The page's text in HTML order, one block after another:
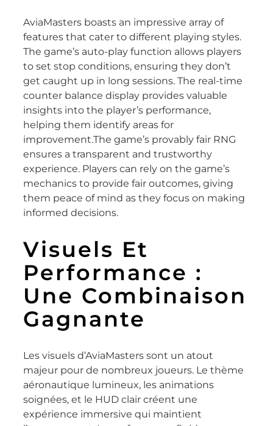
AviaMasters boasts an impressive array of
features that cater to different playing styles.
The game’s auto-play function allows players
to set stop conditions, ensuring they don’t
get caught up in long sessions. The real-time
counter balance display provides valuable
insights into the player’s performance,
helping them identify areas for
improvement.The game’s provably fair RNG
ensures a transparent and trustworthy
experience. Players can rely on the game’s
mechanics to provide fair outcomes, giving
them peace of mind as they focus on making
informed decisions.
Visuels Et
Performance :
Une Combinaison
Gagnante
Les visuels d’AviaMasters sont un atout
majeur pour de nombreux joueurs. Le thème
aéronautique lumineux, les animations
soignées, et le HUD clair créent une
expérience immersive qui maintient